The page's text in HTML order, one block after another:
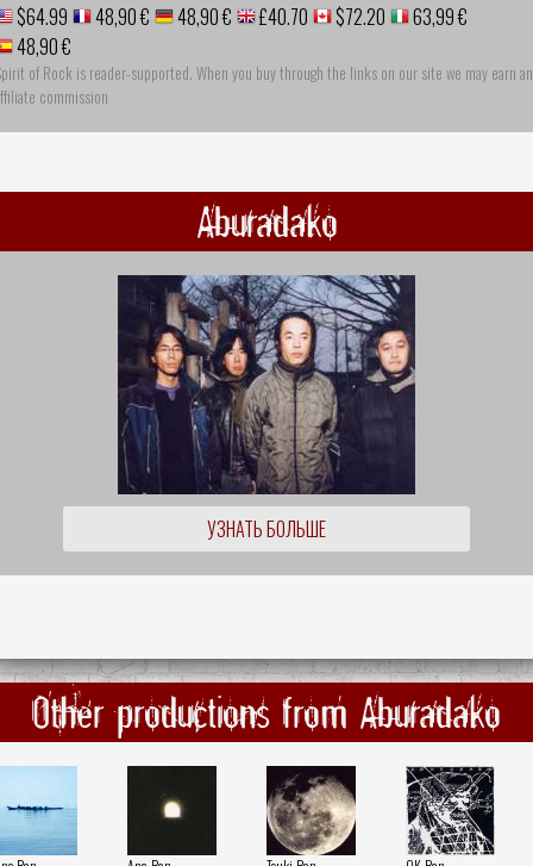
$64.99 48,90 € 48,90 € £40.70 $72.20
63,99 €
48,90 €
of Rock is reader-supported. When you buy through the links on our site we may earn an
commission
Aburadako
УЗНАТЬ БОЛЬШЕ
Other productions from Aburadako